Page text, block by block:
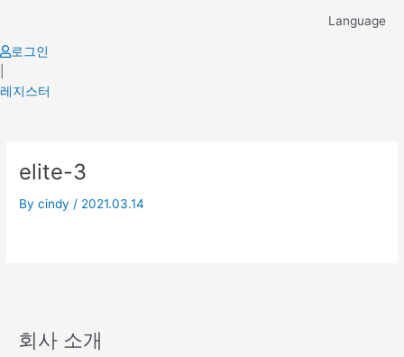
content
Language
로그인
레지스터
elite-3
Bycindy / 2021.03.14
회사 소개